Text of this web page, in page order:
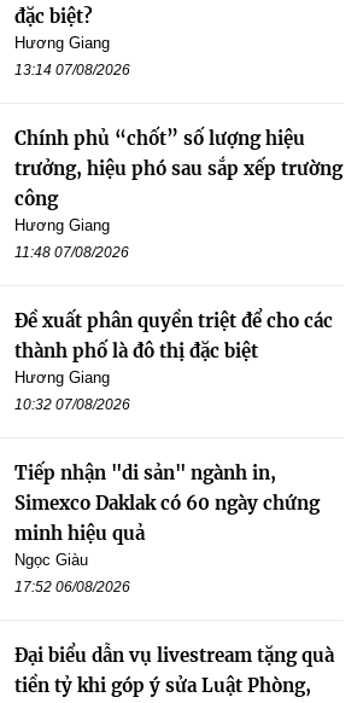
đặc biệt?
Hương Giang
13:14 07/08/2026
Chính phủ “chốt” số lượng hiệu
trưởng, hiệu phó sau sắp xếp trường
công
Hương Giang
11:48 07/08/2026
Đề xuất phân quyền triệt để cho các
thành phố là đô thị đặc biệt
Hương Giang
10:32 07/08/2026
Tiếp nhận "di sản" ngành in,
Simexco Daklak có 60 ngày chứng
minh hiệu quả
Ngọc Giàu
17:52 06/08/2026
Đại biểu dẫn vụ livestream tặng quà
tiền tỷ khi góp ý sửa Luật Phòng,